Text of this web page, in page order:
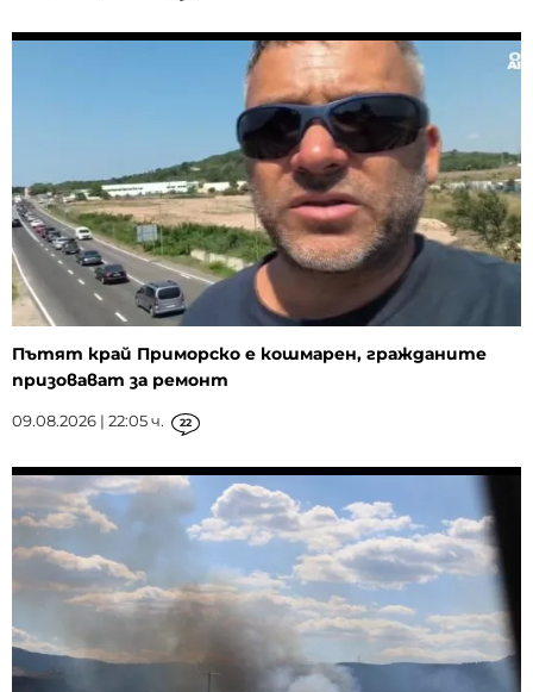
Пътят край Приморско е кошмарен, гражданите
призовават за ремонт
09.08.2026 | 22:05 ч. 22